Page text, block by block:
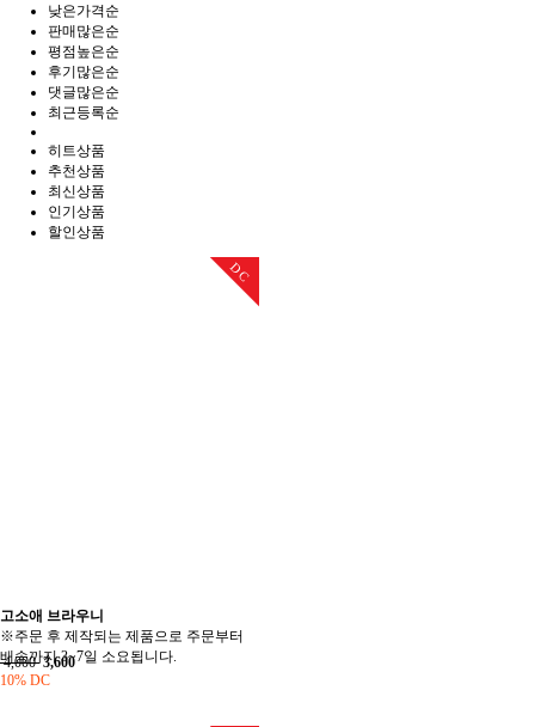
낮은가격순
판매많은순
평점높은순
후기많은순
댓글많은순
최근등록순
히트상품
추천상품
최신상품
인기상품
할인상품
DC
고소애 브라우니
※주문 후 제작되는 제품으로 주문부터
배송까지 3~7일 소요됩니다.
4,000 3,600
10% DC